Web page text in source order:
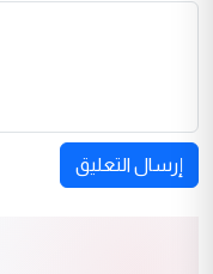
إرسال التعليق